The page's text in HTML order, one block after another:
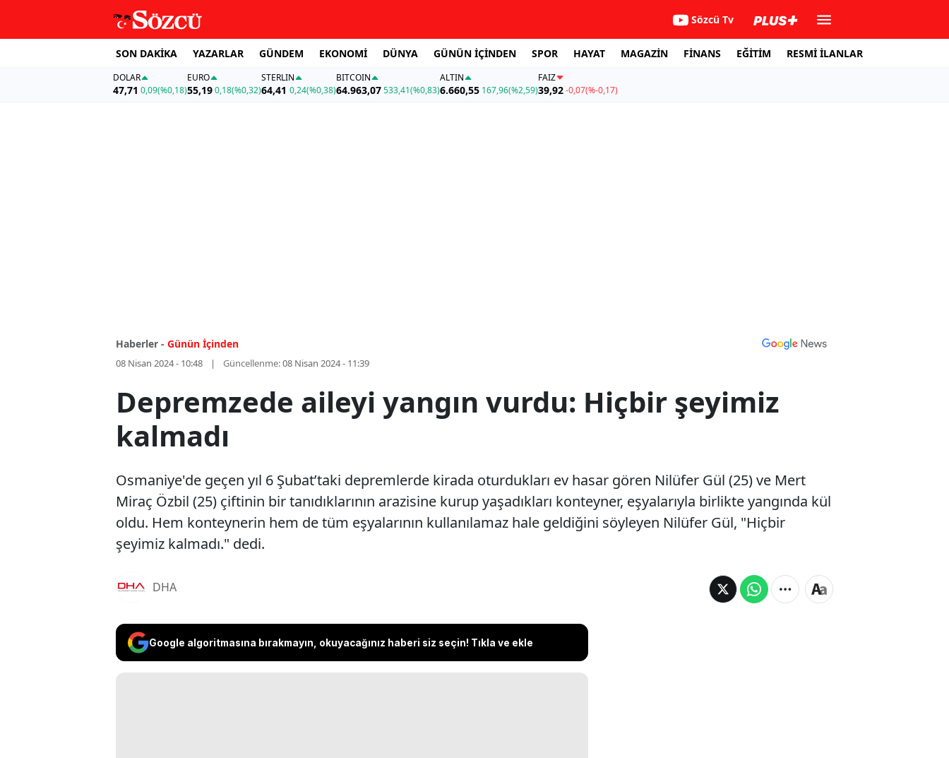
Sözcü Tv
SON DAKİKA YAZARLAR GÜNDEM EKONOMİ DÜNYA GÜNÜN İÇİNDEN SPOR HAYAT MAGAZİN FİNANS EĞİTİM RESMİ İLANLAR
DOLAR
47,71 0,09(%0,18)
EURO
55,19 0,18(%0,32)
STERLIN
64,41 0,24(%0,38)
BITCOIN
64.963,07533,41(%0,83)
ALTIN
6.660,55 167,96(%2,59)
FAİZ
39,92-0,07(%-0,17)
Haberler - Günün İçinden
08 Nisan 2024 - 10:48 Güncellenme:08 Nisan 2024 - 11:39
Depremzede aileyi yangın vurdu: Hiçbir şeyimiz
kalmadı
Osmaniye'de geçen yıl 6 Şubat’taki depremlerde kirada oturdukları ev hasar gören Nilüfer Gül (25) ve Mert
Miraç Özbil (25) çiftinin bir tanıdıklarının arazisine kurup yaşadıkları konteyner, eşyalarıyla birlikte yangında kül
oldu. Hem konteynerin hem de tüm eşyalarının kullanılamaz hale geldiğini söyleyen Nilüfer Gül, "Hiçbir
şeyimiz kalmadı." dedi.
DHA
Google algoritmasına bırakmayın, okuyacağınız haberi siz seçin! Tıkla ve ekle